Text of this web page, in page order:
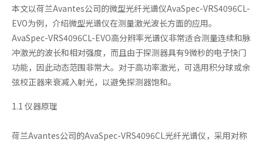
本文以荷兰Avantes公司的微型光纤光谱仪AvaSpec-VRS4096CL-
EVO为例，介绍微型光谱仪在测量激光波长方面的应用。
AvaSpec-VRS4096CL-EVO高分辨率光谱仪非常适合测量连续和脉
冲激光的波长和相对强度，而且由于探测器具有9微秒的电子快门
功能，因此动态范围非常大。对于高功率激光，可选用积分球或余
弦校正器来衰减入射光，以避免探测器饱和。
1.1 仪器原理
荷兰Avantes公司的AvaSpec-VRS4096CL光纤光谱仪，采用对称